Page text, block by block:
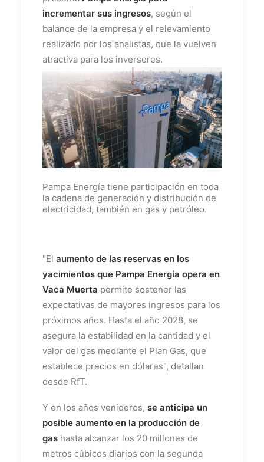
incrementar sus ingresos, según el
balance de la empresa y el relevamiento
realizado por los analistas, que la vuelven
atractiva para los inversores.
Pampa Energía tiene participación en toda
la cadena de generación y distribución de
electricidad, también en gas y petróleo.
"El aumento de las reservas en los
yacimientos que Pampa Energía opera en
Vaca Muerta permite sostener las
expectativas de mayores ingresos para los
próximos años. Hasta el año 2028, se
asegura la estabilidad en la cantidad y el
valor del gas mediante el Plan Gas, que
establece precios en dólares", detallan
desde RfT.
Y en los años venideros, se anticipa un
posible aumento en la producción de
gas hasta alcanzar los 20 millones de
metros cúbicos diarios con la segunda